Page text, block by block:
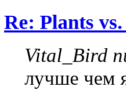
Re: Plants
Vital_Bird
лучше чем